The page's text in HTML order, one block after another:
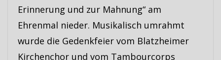
Erinnerung und zur Mahnung“ am
Ehrenmal nieder. Musikalisch umrahmt
wurde die Gedenkfeier vom Blatzheimer
Kirchenchor und vom Tambourcorps